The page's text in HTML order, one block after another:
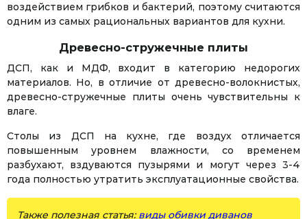
воздействием грибков и бактерий, поэтому считаются
одним из самых рациональных вариантов для кухни.
Древесно-стружечные плиты
ДСП, как и МДФ, входит в категорию недорогих
материалов. Но, в отличие от древесно-волокнистых,
древесно-стружечные плиты очень чувствительны к
влаге.
Столы из ДСП на кухне, где воздух отличается
повышенным уровнем влажности, со временем
разбухают, вздуваются пузырями и могут через 3-4
года полностью утратить эксплуатационные свойства.
Также полезная статья: виды обивки диванов